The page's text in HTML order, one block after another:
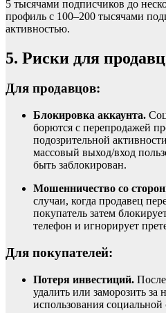
5 тысячами подписчиков до
профиль с 100–200 тысячами
активностью.
5. Риски для
Для продавцов:
Блокировка аккаунта.
борются с перепродажей
подозрительной
массовый выход/вход
быть заблокирован.
Мошенничество со
случаи, когда продавец
покупатель затем
телефон и игнорирует
Для покупателей:
Потеря инвестиций.
удалить или заморозить за
использования социальной